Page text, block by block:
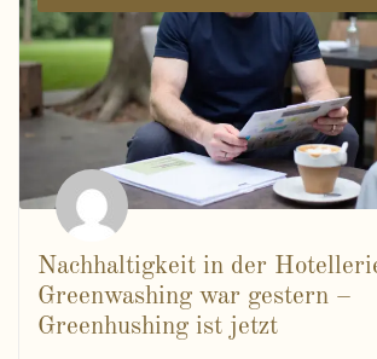
Nachhaltigkeit in der
Greenwashing war gestern –
Greenhushing ist jetzt